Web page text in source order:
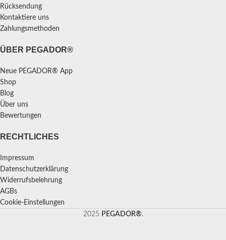
Rücksendung
Kontaktiere uns
Zahlungsmethoden
ÜBER PEGADOR®
Neue PEGADOR® App
Shop
Blog
Über uns
Bewertungen
RECHTLICHES
Impressum
Datenschutzerklärung
Widerrufsbelehrung
AGBs
Cookie-Einstellungen
2025 PEGADOR®.